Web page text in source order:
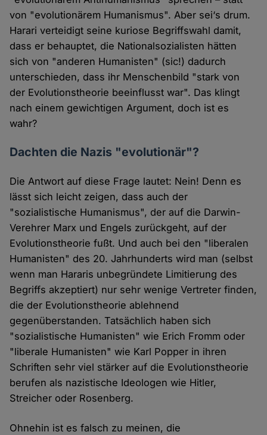
von "evolutionärem Humanismus". Aber sei‘s drum.
Harari verteidigt seine kuriose Begriffswahl damit,
dass er behauptet, die Nationalsozialisten hätten
sich von "anderen Humanisten" (sic!) dadurch
unterschieden, dass ihr Menschenbild "stark von
der Evolutionstheorie beeinflusst war". Das klingt
nach einem gewichtigen Argument, doch ist es
wahr?
Dachten die Nazis "evolutionär"?
Die Antwort auf diese Frage lautet: Nein! Denn es
lässt sich leicht zeigen, dass auch der
"sozialistische Humanismus", der auf die Darwin-
Verehrer Marx und Engels zurückgeht, auf der
Evolutionstheorie fußt. Und auch bei den "liberalen
Humanisten" des 20. Jahrhunderts wird man (selbst
wenn man Hararis unbegründete Limitierung des
Begriffs akzeptiert) nur sehr wenige Vertreter finden,
die der Evolutionstheorie ablehnend
gegenüberstanden. Tatsächlich haben sich
"sozialistische Humanisten" wie Erich Fromm oder
"liberale Humanisten" wie Karl Popper in ihren
Schriften sehr viel stärker auf die Evolutionstheorie
berufen als nazistische Ideologen wie Hitler,
Streicher oder Rosenberg.
Ohnehin ist es falsch zu meinen, die